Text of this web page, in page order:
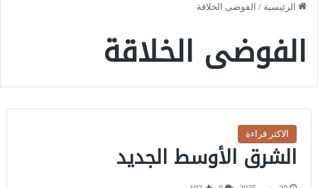
الرئيسية / الفوضى الخلاقة
الفوضى الخلاقة
الاكثر قراءة
الشرق الأوسط الجديد